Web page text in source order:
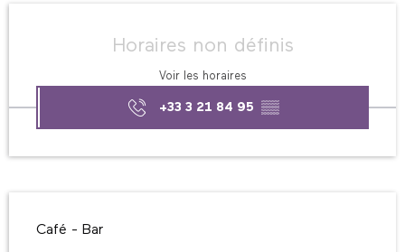
Horaires non définis
Voir les horaires
+33 3 21 84 95 ▒▒
Café - Bar